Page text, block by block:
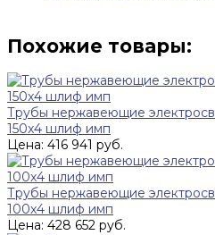
Похожие товары:
Трубы нержавеющие
150x4 шлиф имп
Цена: 416 941 руб.
Трубы нержавеющие
100x4 шлиф имп
Цена: 428 652 руб.